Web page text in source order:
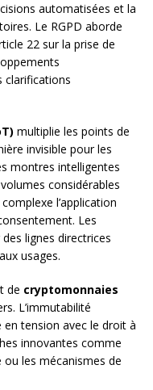
automatisées et la
Le RGPD aborde
22 sur la prise de
clarifications
multiplie les points de
invisible pour les
montres intelligentes
considérables
l’application
Les
lignes directrices
usages.
de cryptomonnaies
L’immutabilité
tension avec le droit à
innovantes comme
les mécanismes de